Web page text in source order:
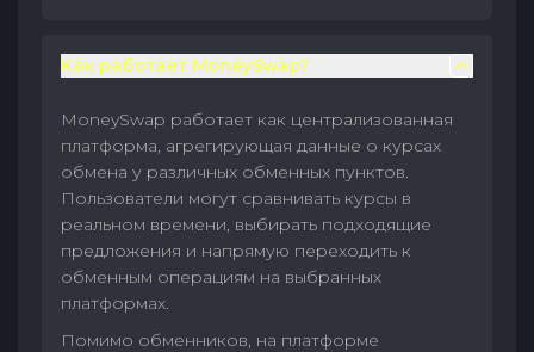
Как работает MoneySwap?
MoneySwap работает как централизованная
платформа, агрегирующая данные о курсах
обмена у различных обменных пунктов.
Пользователи могут сравнивать курсы в
реальном времени, выбирать подходящие
предложения и напрямую переходить к
обменным операциям на выбранных
платформах.
Помимо обменников, на платформе